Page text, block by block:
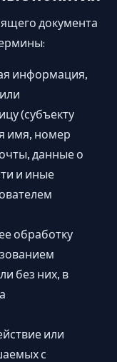
документа
информация,
(субъекту
имя, номер
данные о
и иные
обработку
без них, в
или
с